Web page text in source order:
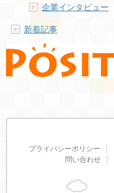
企業インタビュー
新着記事
プライバシーポリシー
問い合わせ